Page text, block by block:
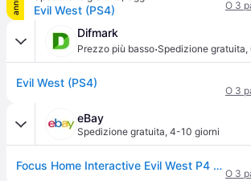
Evil West (PS4) O 3
Difmark
Prezzo più basso·Spedizione gratuita,
Evil West (PS4)
O 3
eBay
Spedizione gratuita, 4-10 giorni
Focus Home Interactive Evil West P4 Vf, Evil West, Evil Wes (sony Playstation 4)
O 3